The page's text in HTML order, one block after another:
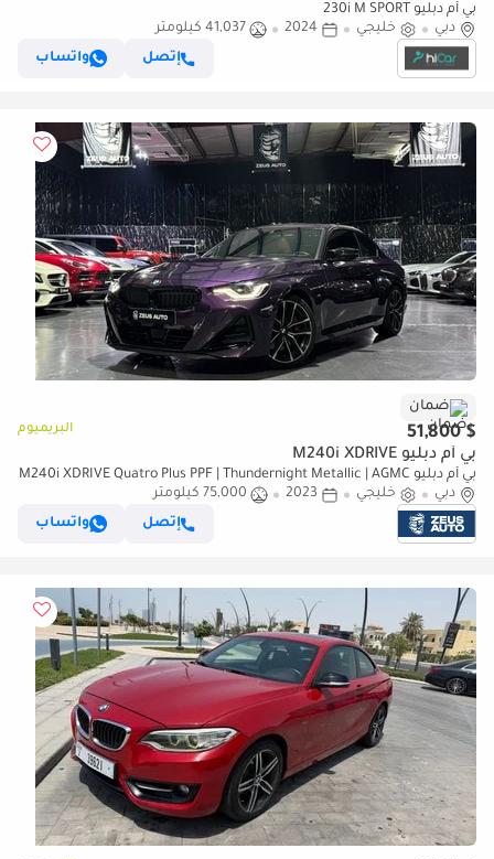
بي أم دبليو 230i M SPORT
دبي
خليجي 2024
41,037 كيلومتر
إتصل
واتساب
ضمان
$ 51,800 البريميوم
بي أم دبليو M240i XDRIVE
بي أم دبليو M240i XDRIVE Quatro Plus PPF | Thundernight Metallic | AGMC
Warranty & service 2028
دبي خليجي 2023
75,000 كيلومتر
إتصل
واتساب